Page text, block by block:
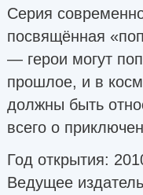
Серия
посвящённая
— герои могут
прошлое, и в
должны быть
всего о
Год открытия:
Ведущее